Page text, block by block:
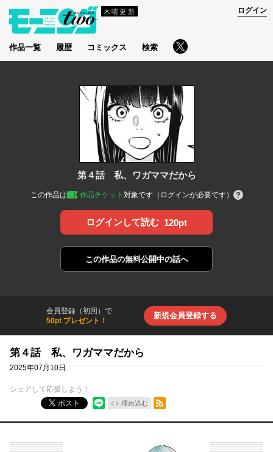
木曜更新
作品一覧 履歴 コミックス 検索
ログイン
第４話 私、ワガママだから
この作品は 作品チケット 対象です（ログインが必要です）
ログインして読む 120pt
この作品の無料公開中の話へ
会員登録（初回）で
50pt プレゼント！
新規会員登録する
第４話 私、ワガママだから
2025年07月10日
シェアして応援しよう！
ポスト
埋め込む
RSSフィード